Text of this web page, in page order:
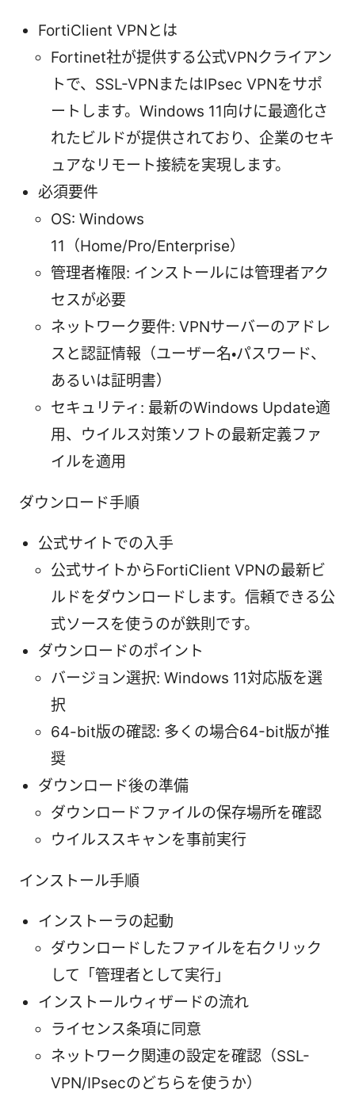
FortiClient VPNとは
Fortinet社が提供する公式VPNクライアン
トで、SSL-VPNまたはIPsec VPNをサポ
ートします。Windows 11向けに最適化さ
れたビルドが提供されており、企業のセキ
ュアなリモート接続を実現します。
必須要件
OS: Windows
11（Home/Pro/Enterprise）
管理者権限: インストールには管理者アク
セスが必要
ネットワーク要件: VPNサーバーのアドレ
スと認証情報（ユーザー名・パスワード、
あるいは証明書）
セキュリティ: 最新のWindows Update適
用、ウイルス対策ソフトの最新定義ファ
イルを適用
ダウンロード手順
公式サイトでの入手
公式サイトからFortiClient VPNの最新ビ
ルドをダウンロードします。信頼できる公
式ソースを使うのが鉄則です。
ダウンロードのポイント
バージョン選択: Windows 11対応版を選
択
64-bit版の確認: 多くの場合64-bit版が推
奨
ダウンロード後の準備
ダウンロードファイルの保存場所を確認
ウイルススキャンを事前実行
インストール手順
インストーラの起動
ダウンロードしたファイルを右クリック
して「管理者として実行」
インストールウィザードの流れ
ライセンス条項に同意
ネットワーク関連の設定を確認（SSL-
VPN/IPsecのどちらを使うか）